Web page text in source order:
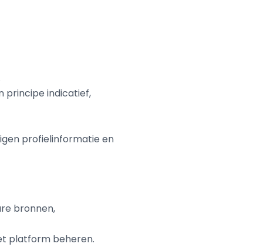
principe indicatief,
profielinformatie en
bronnen,
platform beheren.